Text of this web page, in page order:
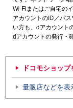
Wi-Fiまたはご自宅の
アカウントのID／パ
い方も、dアカウント
dアカウントの発行・
ドコモショップ
量販店などを表